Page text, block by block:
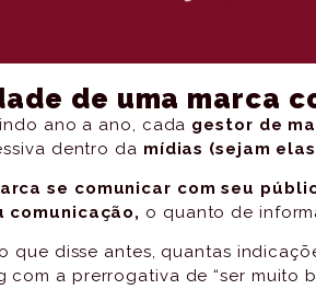
de uma marca
ano a ano, cada gestor de
dentro da mídias (sejam
se comunicar com seu
comunicação, o quanto de
que disse antes, quantas
com a prerrogativa de “ser